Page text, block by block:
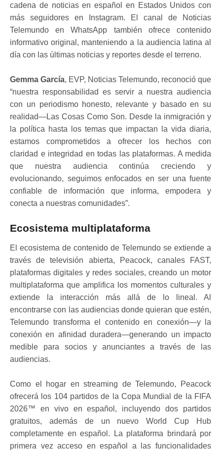
cadena de noticias en español en Estados Unidos con
más seguidores en Instagram. El canal de Noticias
Telemundo en WhatsApp también ofrece contenido
informativo original, manteniendo a la audiencia latina al
día con las últimas noticias y reportes desde el terreno.
Gemma García, EVP, Noticias Telemundo, reconoció que
“nuestra responsabilidad es servir a nuestra audiencia
con un periodismo honesto, relevante y basado en su
realidad—Las Cosas Como Son. Desde la inmigración y
la política hasta los temas que impactan la vida diaria,
estamos comprometidos a ofrecer los hechos con
claridad e integridad en todas las plataformas. A medida
que nuestra audiencia continúa creciendo y
evolucionando, seguimos enfocados en ser una fuente
confiable de información que informa, empodera y
conecta a nuestras comunidades”.
Ecosistema multiplataforma
El ecosistema de contenido de Telemundo se extiende a
través de televisión abierta, Peacock, canales FAST,
plataformas digitales y redes sociales, creando un motor
multiplataforma que amplifica los momentos culturales y
extiende la interacción más allá de lo lineal. Al
encontrarse con las audiencias donde quieran que estén,
Telemundo transforma el contenido en conexión—y la
conexión en afinidad duradera—generando un impacto
medible para socios y anunciantes a través de las
audiencias.
Como el hogar en streaming de Telemundo, Peacock
ofrecerá los 104 partidos de la Copa Mundial de la FIFA
2026™ en vivo en español, incluyendo dos partidos
gratuitos, además de un nuevo World Cup Hub
completamente en español. La plataforma brindará por
primera vez acceso en español a las funcionalidades